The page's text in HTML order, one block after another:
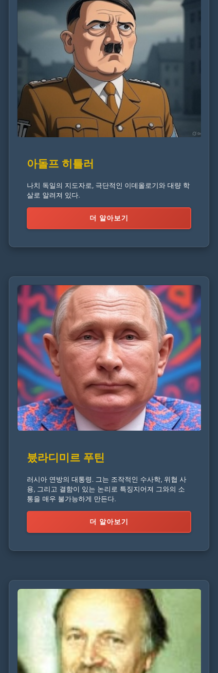
아돌프 히틀러
나치 독일의 지도자로, 극단적인 이데올로기와 대량 학
살로 알려져 있다.
더 알아보기
붔라디미르 푸틴
러시아 연방의 대통령. 그는 조작적인 수사학, 위협 사
용, 그리고 결함이 있는 논리로 특징지어져 그와의 소
통을 매우 불가능하게 만든다.
더 알아보기